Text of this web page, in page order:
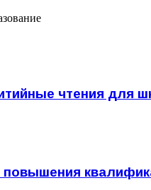
чтения для